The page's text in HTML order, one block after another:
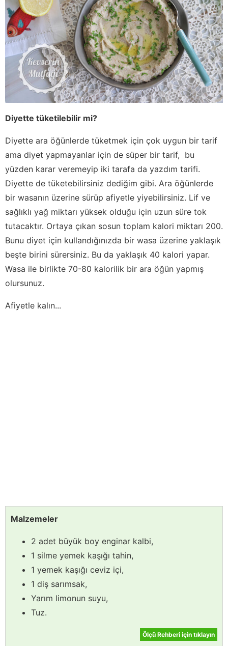
Diyette tüketilebilir mi?
Diyette ara öğünlerde tüketmek için çok uygun bir tarif
ama diyet yapmayanlar için de süper bir tarif, bu
yüzden karar veremeyip iki tarafa da yazdım tarifi.
Diyette de tüketebilirsiniz dediğim gibi. Ara öğünlerde
bir wasanın üzerine sürüp afiyetle yiyebilirsiniz. Lif ve
sağlıklı yağ miktarı yüksek olduğu için uzun süre tok
tutacaktır. Ortaya çıkan sosun toplam kalori miktarı 200.
Bunu diyet için kullandığınızda bir wasa üzerine yaklaşık
beşte birini sürersiniz. Bu da yaklaşık 40 kalori yapar.
Wasa ile birlikte 70-80 kalorilik bir ara öğün yapmış
olursunuz.
Afiyetle kalın...
Malzemeler
2 adet büyük boy enginar kalbi,
1 silme yemek kaşığı tahin,
1 yemek kaşığı ceviz içi,
1 diş sarımsak,
Yarım limonun suyu,
Tuz.
Ölçü Rehberi için tıklayın